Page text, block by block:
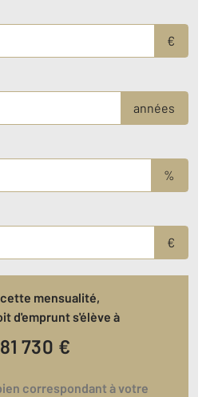
€
années
%
€
mensualité,
d'emprunt s'élève à
81 730 €